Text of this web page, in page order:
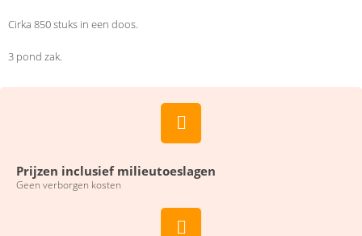
Cirka 850 stuks in een doos.
3 pond zak.
Prijzen inclusief milieutoeslagen
Geen verborgen kosten